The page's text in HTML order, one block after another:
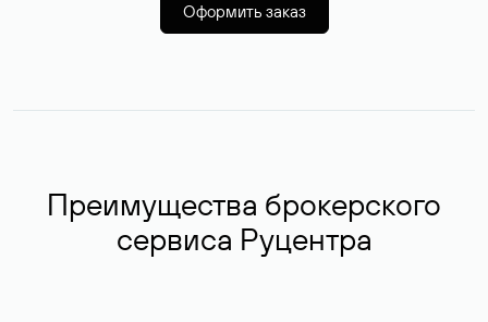
Оформить заказ
Преимущества брокерского
сервиса Руцентра